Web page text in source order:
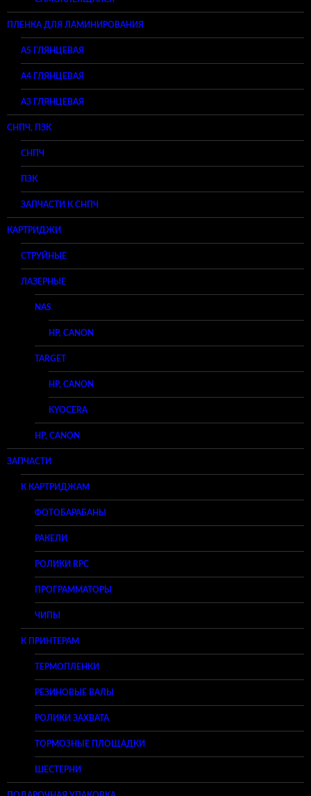
ПЛЕНКА ДЛЯ ЛАМИНИРОВАНИЯ
A5 ГЛЯНЦЕВАЯ
А4 ГЛЯНЦЕВАЯ
A3 ГЛЯНЦЕВАЯ
СНПЧ, ПЗК
СНПЧ
ПЗК
ЗАПЧАСТИ К СНПЧ
КАРТРИДЖИ
СТРУЙНЫЕ
ЛАЗЕРНЫЕ
NAS
HP, CANON
TARGET
HP, CANON
KYOCERA
HP, CANON
ЗАПЧАСТИ
К КАРТРИДЖАМ
ФОТОБАРАБАНЫ
РАКЕЛИ
РОЛИКИ RPC
ПРОГРАММАТОРЫ
ЧИПЫ
К ПРИНТЕРАМ
ТЕРМОПЛЕНКИ
РЕЗИНОВЫЕ ВАЛЫ
РОЛИКИ ЗАХВАТА
ТОРМОЗНЫЕ ПЛОЩАДКИ
ШЕСТЕРНИ